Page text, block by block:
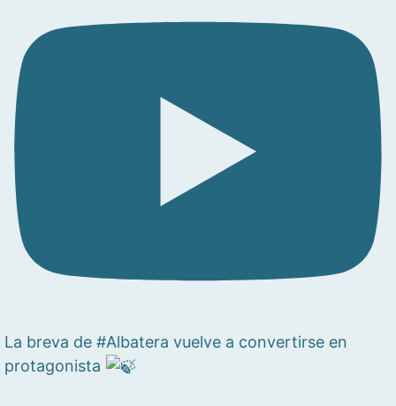
La breva de #Albatera vuelve a convertirse en
protagonista